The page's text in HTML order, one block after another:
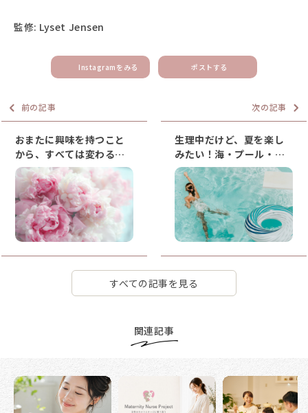
監修: Lyset Jensen
Instagramをみる ポストする
前の記事
おまたに興味を持つこと
から、すべては変わる。
フェムケアサロン運営
Mihoさんの体験と“いま”
次の記事
生理中だけど、夏を楽し
みたい！海・プール・旅
行でできるフェムケア術
すべての記事を見る
関連記事